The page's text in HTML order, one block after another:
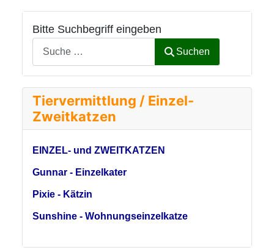
Bitte Suchbegriff eingeben
Suchen
Tiervermittlung / Einzel-
Zweitkatzen
EINZEL- und ZWEITKATZEN
Gunnar - Einzelkater
Pixie - Kätzin
Sunshine - Wohnungseinzelkatze